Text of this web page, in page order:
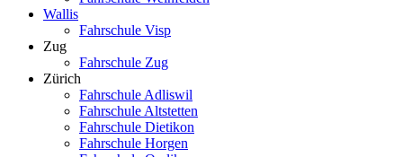
Wallis
Fahrschule Visp
Zug
Fahrschule Zug
Zürich
Fahrschule Adliswil
Fahrschule Altstetten
Fahrschule Dietikon
Fahrschule Horgen